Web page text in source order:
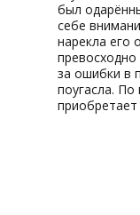
был
себе
нарекла его
за ошибки в
поугасла.